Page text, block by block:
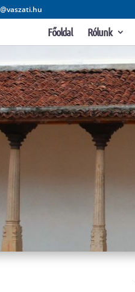
Főoldal Rólunk